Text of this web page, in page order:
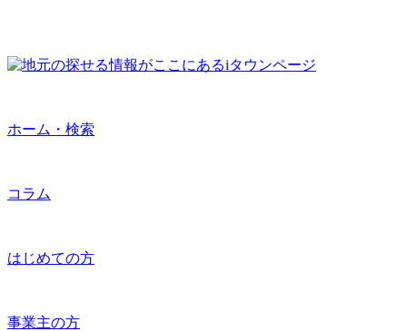
ホーム・検索
コラム
はじめての方
事業主の方